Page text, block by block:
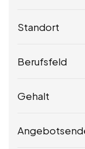
Standort
Berufsfeld
Gehalt